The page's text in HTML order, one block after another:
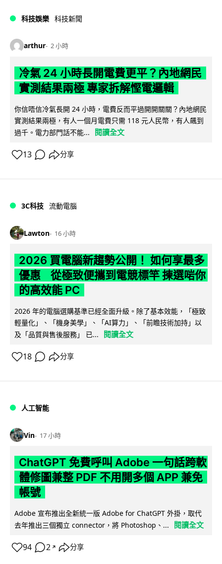
科技娛樂 科技新聞
arthur 2 小時
冷氣 24 小時長開電費更平？內地網民
實測結果兩極 專家拆解慳電邏輯
你信唔信冷氣長開 24 小時，電費反而平過開開關關？內地網民
實測結果兩極，有人一個月電費只需 118 元人民幣，有人飆到
過千。電力部門話不能...
閱讀全文
13 分享
3C科技 流動電腦
Lawton 16 小時
2026 買電腦新趨勢公開！ 如何享最多
優惠 從極致便攜到電競標竿 揀選啱你
的高效能 PC
2026 年的電腦選購基準已經全面升級。除了基本效能，「極致
輕量化」、「機身美學」、「AI算力」、「前瞻技術加持」以
及「品質與售後服務」 已...
閱讀全文
18 分享
人工智能
Vin 17 小時
ChatGPT 免費呼叫 Adobe 一句話跨軟
體修圖兼整 PDF 不用開多個 APP 兼免
帳號
Adobe 宣布推出全新統一版 Adobe for ChatGPT 外掛，取代
去年推出三個獨立 connector，將 Photoshop、...
閱讀全文
94 2 ↗ 分享